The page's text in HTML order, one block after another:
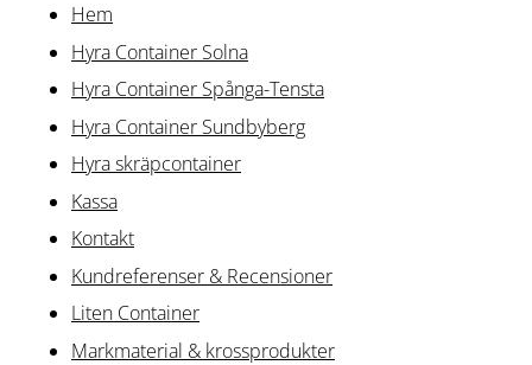
Hem
Hyra Container Solna
Hyra Container Spånga-Tensta
Hyra Container Sundbyberg
Hyra skräpcontainer
Kassa
Kontakt
Kundreferenser & Recensioner
Liten Container
Markmaterial & krossprodukter